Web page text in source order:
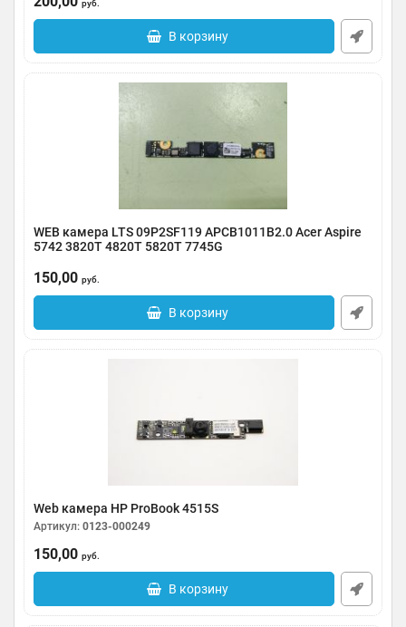
руб.
В корзину
WEB камера LTS 09P2SF119 APCB1011B2.0 Acer Aspire
5742 3820T 4820T 5820T 7745G
150,00 руб.
В корзину
Web камера HP ProBook 4515S
Артикул: 0123-000249
150,00 руб.
В корзину